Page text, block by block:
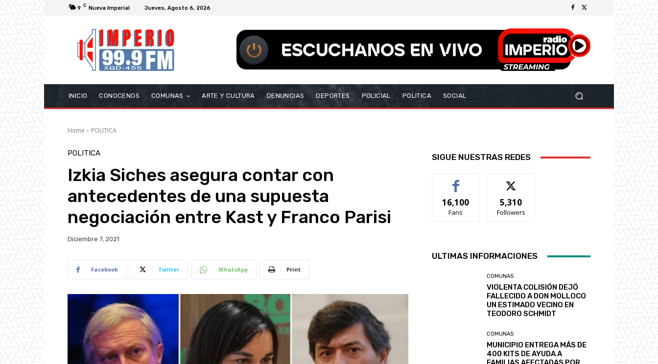
9 C Nueva Imperial Jueves, Agosto 6, 2026
INICIO CONOCENOS COMUNAS ARTE Y CULTURA DENUNCIAS DEPORTES POLICIAL POLITICA SOCIAL
Home POLITICA
POLITICA
Izkia Siches asegura contar con
antecedentes de una supuesta
negociación entre Kast y Franco Parisi
Diciembre 7, 2021
Facebook Twitter WhatsApp Print
SIGUE NUESTRAS REDES
16,100
Fans
5,310
Followers
ULTIMAS INFORMACIONES
COMUNAS
VIOLENTA COLISIÓN DEJÓ
FALLECIDO A DON MOLLOCO
UN ESTIMADO VECINO EN
TEODORO SCHMIDT
COMUNAS
MUNICIPIO ENTREGA MÁS DE
400 KITS DE AYUDA A